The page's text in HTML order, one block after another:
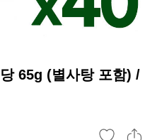
65g (별사탕 포함) /